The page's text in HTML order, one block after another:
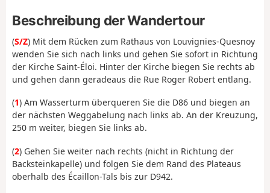
Beschreibung der Wandertour
(S/Z) Mit dem Rücken zum Rathaus von Louvignies-Quesnoy
wenden Sie sich nach links und gehen Sie sofort in Richtung
der Kirche Saint-Éloi. Hinter der Kirche biegen Sie rechts ab
und gehen dann geradeaus die Rue Roger Robert entlang.
(1) Am Wasserturm überqueren Sie die D86 und biegen an
der nächsten Weggabelung nach links ab. An der Kreuzung,
250 m weiter, biegen Sie links ab.
(2) Gehen Sie weiter nach rechts (nicht in Richtung der
Backsteinkapelle) und folgen Sie dem Rand des Plateaus
oberhalb des Écaillon-Tals bis zur D942.